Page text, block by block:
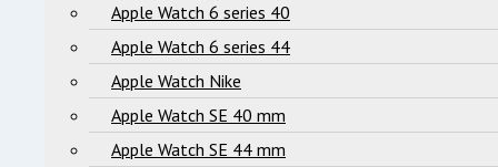
Apple Watch 6 series 40
Apple Watch 6 series 44
Apple Watch Nike
Apple Watch SE 40 mm
Apple Watch SE 44 mm